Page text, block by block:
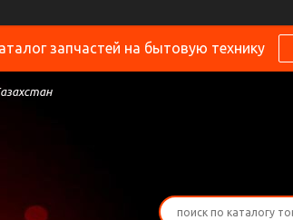
запчастей на бытовую технику